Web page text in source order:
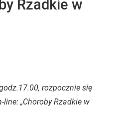
Rzadkie w
rozpocznie się
„Choroby Rzadkie w